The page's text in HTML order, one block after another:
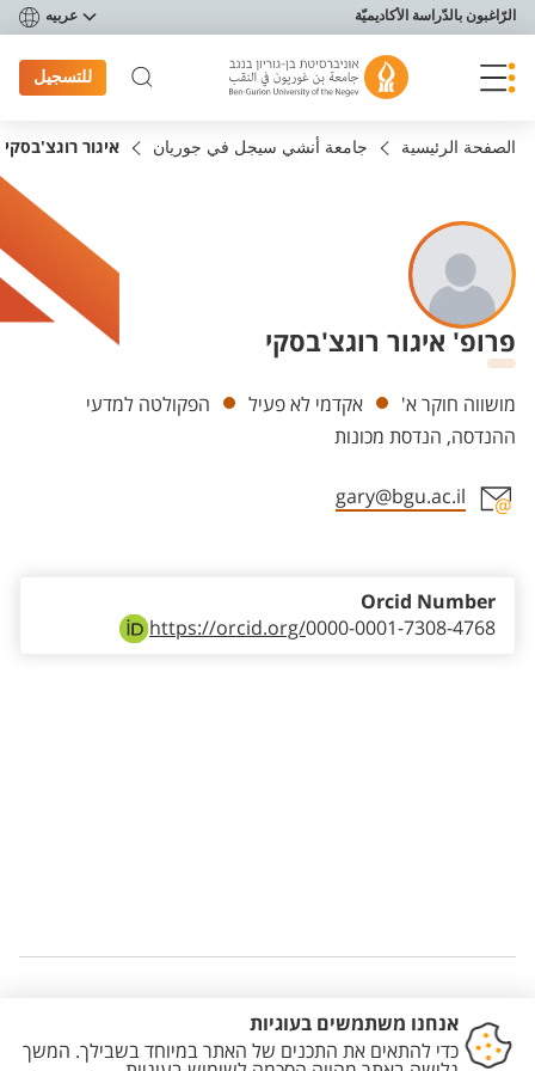
תפריט נגישות
الرّاغبون بالدّراسة الأكاديميّة عربيه
للتسجيل
الصفحة الرئيسية جامعة أنشي سيجل في جوريان איגור רוגצ'בסקי
פרופ' איגור רוגצ'בסקי
Departments
מושווה חוקר א' אקדמי לא פעיל
הפקולטה למדעי
ההנדסה, הנדסת מכונות
gary@bgu.ac.il
https://orcid.org/0000-0001-7308-4768
Orcid Number